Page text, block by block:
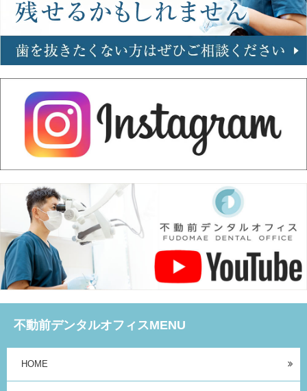
不動前デンタルオフィスMENU
HOME